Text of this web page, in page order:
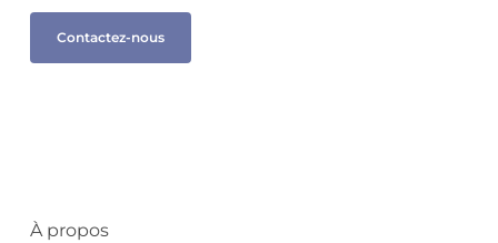
Contactez-nous
À propos